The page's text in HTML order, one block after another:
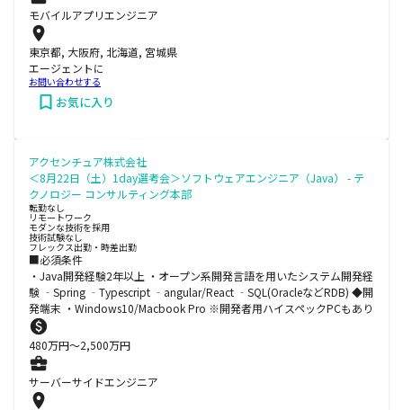
モバイルアプリエンジニア
東京都, 大阪府, 北海道, 宮城県
エージェントに
お問い合わせする
お気に入り
アクセンチュア株式会社
＜8月22日（土）1day選考会＞ソフトウェアエンジニア（Java） - テ
クノロジー コンサルティング本部
転勤なし
リモートワーク
モダンな技術を採用
技術試験なし
フレックス出勤・時差出勤
■必須条件
・Java開発経験2年以上 ・オープン系開発言語を用いたシステム開発経
験 ‐Spring ‐Typescript ‐angular/React ‐SQL(OracleなどRDB) ◆開
発端末 ・Windows10/Macbook Pro ※開発者用ハイスペックPCもあり
480万円〜2,500万円
サーバーサイドエンジニア